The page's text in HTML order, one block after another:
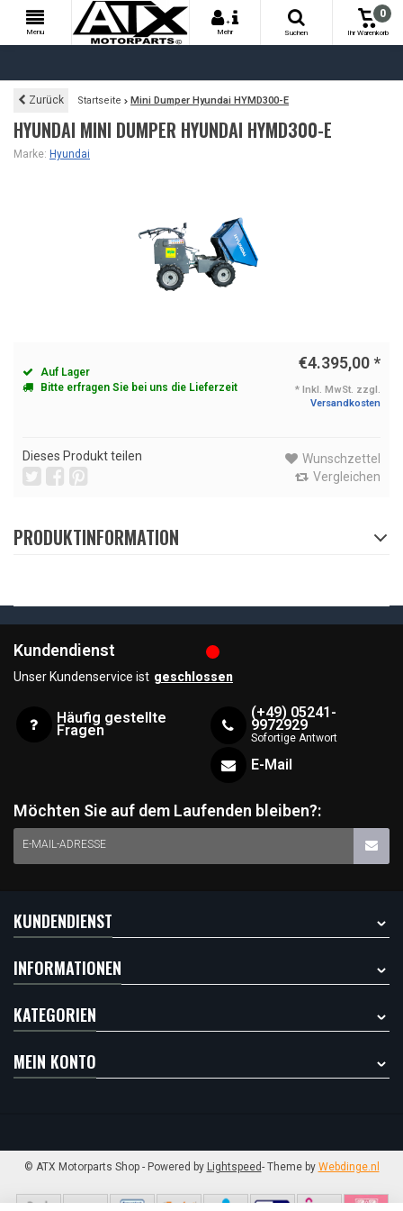
Menu
+
Mehr
Suchen
0
Ihr Warenkorb
Zurück Startseite Mini Dumper Hyundai HYMD300-E
HYUNDAI MINI DUMPER HYUNDAI HYMD300-E
Marke: Hyundai
Auf Lager
Bitte erfragen Sie bei uns die Lieferzeit
€4.395,00*
* Inkl. MwSt. zzgl.
Versandkosten
Dieses Produkt teilen
Wunschzettel
Vergleichen
PRODUKTINFORMATION
Kundendienst
Unser Kundenservice ist geschlossen
Häufig gestellte
Fragen
(+49) 05241-
9972929
Sofortige Antwort
E-Mail
Möchten Sie auf dem Laufenden bleiben?:
E-MAIL-ADRESSE
KUNDENDIENST
INFORMATIONEN
KATEGORIEN
MEIN KONTO
© ATX Motorparts Shop - Powered by Lightspeed- Theme by Webdinge.nl